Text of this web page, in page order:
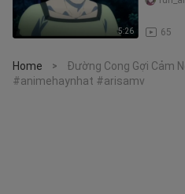
5:26 65
Home >
Đường Cong Gợi Cảm
#animehaynhat #arisamv